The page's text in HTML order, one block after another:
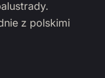
z polskimi